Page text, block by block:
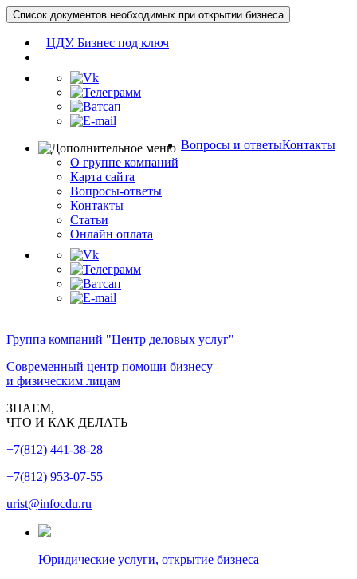
Список документов необходимых при открытии бизнеса
ЦДУ. Бизнес под ключ
Вопросы и ответыКонтакты
О группе компаний
Карта сайта
Вопросы-ответы
Контакты
Статьи
Онлайн оплата
Группа компаний "Центр деловых услуг"
Современный центр помощи бизнесу
и физическим лицам
ЗНАЕМ,
ЧТО И КАК ДЕЛАТЬ
+7(812) 441-38-28
+7(812) 953-07-55
urist@infocdu.ru
Юридические услуги, открытие бизнеса